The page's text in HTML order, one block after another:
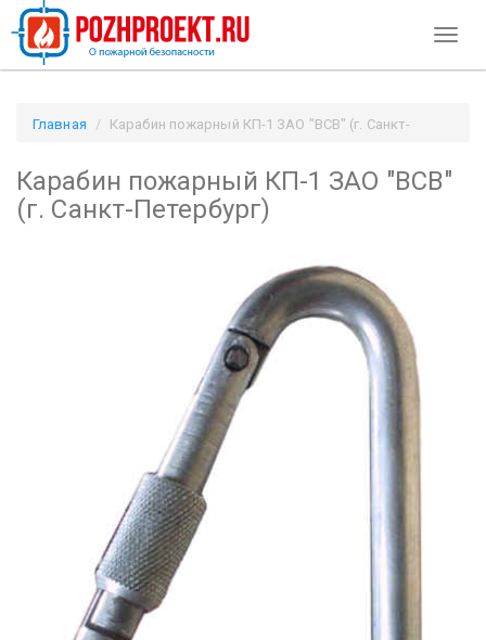
Главная
Карабин пожарный КП-1 ЗАО "ВСВ" (г. Санкт-
Карабин пожарный КП-1 ЗАО "ВСВ"
(г. Санкт-Петербург)